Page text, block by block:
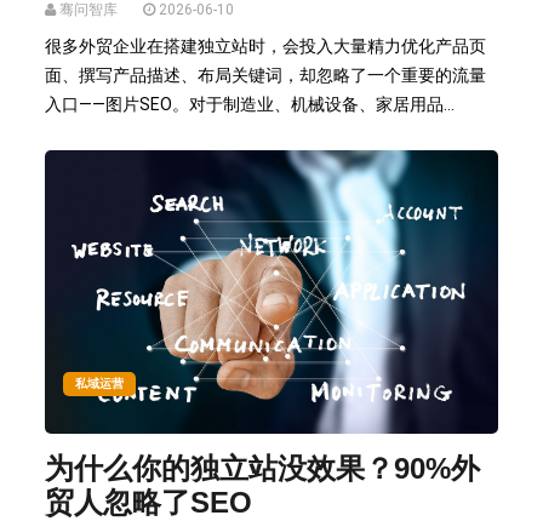
骞问智库 2026-06-10
很多外贸企业在搭建独立站时，会投入大量精力优化产品页
面、撰写产品描述、布局关键词，却忽略了一个重要的流量
入口——图片SEO。对于制造业、机械设备、家居用品...
私域运营
为什么你的独立站没效果？90%外
贸人忽略了SEO